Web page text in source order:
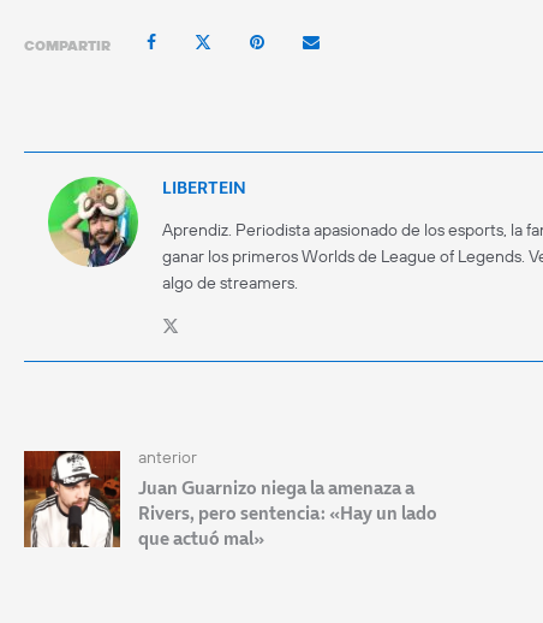
COMPARTIR
LIBERTEIN
Aprendiz. Periodista apasionado de los esports, la
ganar los primeros Worlds de League of Legends.
algo de streamers.
anterior
Juan Guarnizo niega la amenaza a
Rivers, pero sentencia: «Hay un lado
que actuó mal»